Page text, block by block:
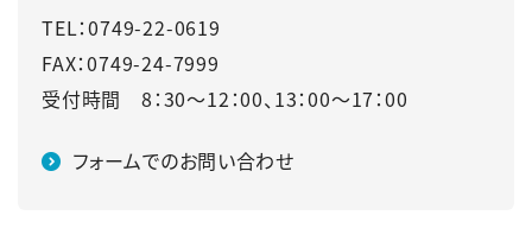
TEL：0749-22-0619
FAX：0749-24-7999
受付時間 8：30～12：00、13：00～17：00
フォームでのお問い合わせ